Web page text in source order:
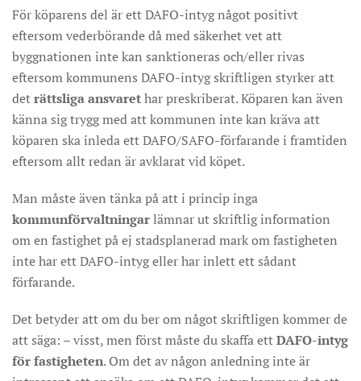
För köparens del är ett DAFO-intyg något positivt
eftersom vederbörande då med säkerhet vet att
byggnationen inte kan sanktioneras och/eller rivas
eftersom kommunens DAFO-intyg skriftligen styrker att
deträttsliga ansvarethar preskriberat. Köparen kan även
känna sig trygg med att kommunen inte kan kräva att
köparen ska inleda ett DAFO/SAFO-förfarande i framtiden
eftersom allt redan är avklarat vid köpet.
Man måste även tänka på att i princip inga
kommunförvaltningarlämnar ut skriftlig information
om en fastighet på ej stadsplanerad mark om fastigheten
inte har ett DAFO-intyg eller har inlett ett sådant
förfarande.
Det betyder att om du ber om något skriftligen kommer de
att säga: – visst, men först måste du skaffa ettDAFO-intyg
för fastigheten. Om det av någon anledning inte är